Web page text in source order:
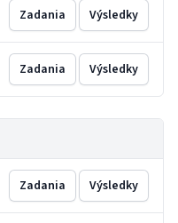
Zadania Výsledky
Zadania Výsledky
Zadania Výsledky